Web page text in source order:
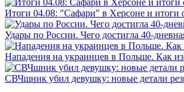
Итоги 04.08: "Сафари" в Херсоне и итоги
Удары по России. Чего достигла 40-
Нападения на украинцев в Польше. Как
СВЧшник убил девушку: новые детали